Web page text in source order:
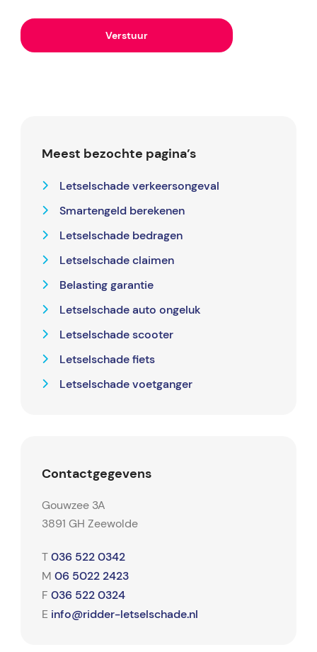
Meest bezochte pagina’s
Letselschade verkeersongeval
Smartengeld berekenen
Letselschade bedragen
Letselschade claimen
Belasting garantie
Letselschade auto ongeluk
Letselschade scooter
Letselschade fiets
Letselschade voetganger
Contactgegevens
Gouwzee 3A
3891 GH Zeewolde
T 036 522 0342
M 06 5022 2423
F 036 522 0324
E info@ridder-letselschade.nl